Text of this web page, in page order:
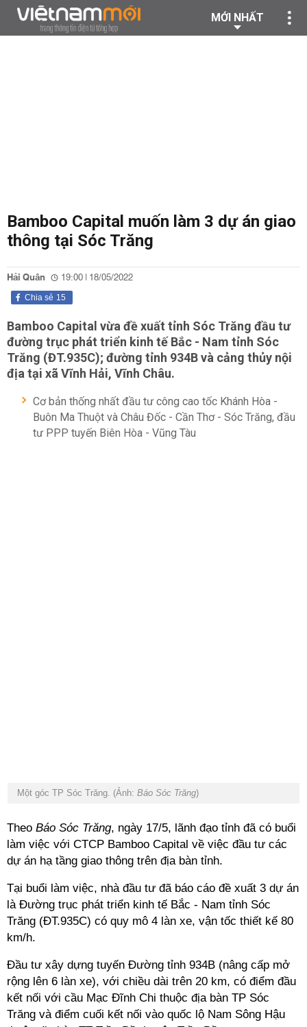
MỚI NHẤT
Bamboo Capital muốn làm 3 dự án giao
thông tại Sóc Trăng
Hải Quân 19:00 | 18/05/2022
15
Chia sẻ
Bamboo Capital vừa đề xuất tỉnh Sóc Trăng đầu tư
đường trục phát triển kinh tế Bắc - Nam tỉnh Sóc
Trăng (ĐT.935C); đường tỉnh 934B và cảng thủy nội
địa tại xã Vĩnh Hải, Vĩnh Châu.
Cơ bản thống nhất đầu tư công cao tốc Khánh Hòa -
Buôn Ma Thuột và Châu Đốc - Cần Thơ - Sóc Trăng, đầu
tư PPP tuyến Biên Hòa - Vũng Tàu
Một góc TP Sóc Trăng. (Ảnh: Báo Sóc Trăng)
Theo Báo Sóc Trăng, ngày 17/5, lãnh đạo tỉnh đã có buổi
làm việc với CTCP Bamboo Capital về việc đầu tư các
dự án hạ tầng giao thông trên địa bàn tỉnh.
Tại buổi làm việc, nhà đầu tư đã báo cáo đề xuất 3 dự án
là Đường trục phát triển kinh tế Bắc - Nam tỉnh Sóc
Trăng (ĐT.935C) có quy mô 4 làn xe, vận tốc thiết kế 80
km/h.
Đầu tư xây dựng tuyến Đường tỉnh 934B (nâng cấp mở
rộng lên 6 làn xe), với chiều dài trên 20 km, có điểm đầu
kết nối với cầu Mạc Đĩnh Chi thuộc địa bàn TP Sóc
Trăng và điểm cuối kết nối vào quốc lộ Nam Sông Hậu